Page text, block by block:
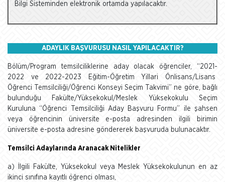
Bilgi Sisteminden elektronik ortamda yapılacaktır.
ADAYLIK BAŞVURUSU NASIL YAPILACAKTIR?
Bölüm/Program temsilciliklerine aday olacak öğrenciler, “2021-
2022 ve 2022-2023 Eğitim-Öğretim Yillari Önlisans/Lisans
Öğrenci Temsilciliği/Öğrenci Konseyi Seçim Takvimi” ne göre, bağlı
bulunduğu Fakülte/Yüksekokul/Meslek Yüksekokulu Seçim
Kuruluna “Öğrenci Temsilciliği Aday Başvuru Formu” ile şahsen
veya öğrencinin üniversite e-posta adresinden ilgili birimin
üniversite e-posta adresine göndererek başvuruda bulunacaktır.
Temsilci Adaylarında Aranacak Nitelikler
a) İlgili Fakülte, Yüksekokul veya Meslek Yüksekokulunun en az
ikinci sınıfına kayıtlı öğrenci olması,